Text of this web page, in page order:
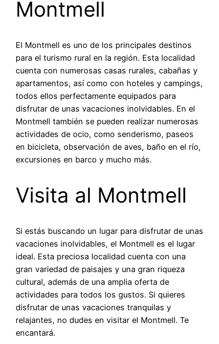
Montmell
El Montmell es uno de los principales destinos
para el turismo rural en la región. Esta localidad
cuenta con numerosas casas rurales, cabañas y
apartamentos, así como con hoteles y campings,
todos ellos perfectamente equipados para
disfrutar de unas vacaciones inolvidables. En el
Montmell también se pueden realizar numerosas
actividades de ocio, como senderismo, paseos
en bicicleta, observación de aves, baño en el río,
excursiones en barco y mucho más.
Visita al Montmell
Si estás buscando un lugar para disfrutar de unas
vacaciones inolvidables, el Montmell es el lugar
ideal. Esta preciosa localidad cuenta con una
gran variedad de paisajes y una gran riqueza
cultural, además de una amplia oferta de
actividades para todos los gustos. Si quieres
disfrutar de unas vacaciones tranquilas y
relajantes, no dudes en visitar el Montmell. Te
encantará.